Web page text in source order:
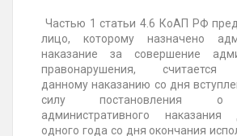
Частью 1 статьи 4.6 КоАП РФ
лицо, которому назначено
наказание за совершение
правонарушения, считается
данному наказанию со дня
силу постановления о
административного
одного года со дня окончания